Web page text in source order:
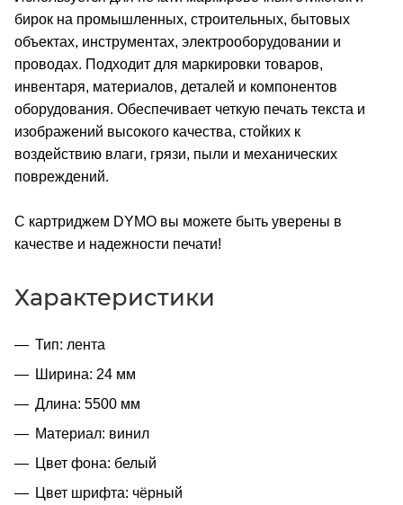
бирок на промышленных, строительных, бытовых
объектах, инструментах, электрооборудовании и
проводах. Подходит для маркировки товаров,
инвентаря, материалов, деталей и компонентов
оборудования. Обеспечивает четкую печать текста и
изображений высокого качества, стойких к
воздействию влаги, грязи, пыли и механических
повреждений.
С картриджем DYMO вы можете быть уверены в
качестве и надежности печати!
Характеристики
Тип: лента
Ширина: 24 мм
Длина: 5500 мм
Материал: винил
Цвет фона: белый
Цвет шрифта: чёрный